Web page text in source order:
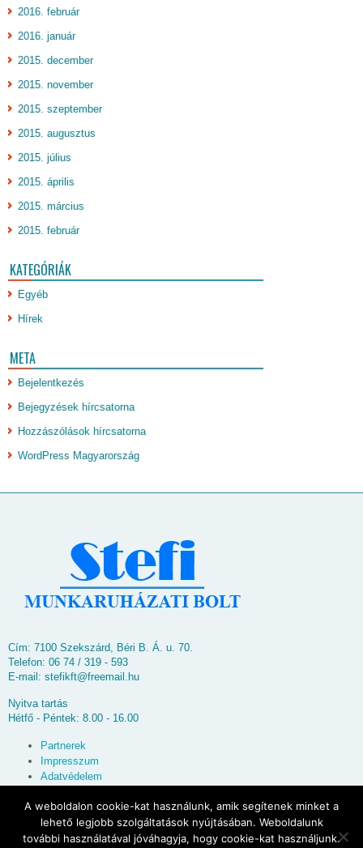
2016. február
2016. január
2015. december
2015. november
2015. szeptember
2015. augusztus
2015. július
2015. április
2015. március
2015. február
KATEGÓRIÁK
Egyéb
Hírek
META
Bejelentkezés
Bejegyzések hírcsatorna
Hozzászólások hírcsatorna
WordPress Magyarország
Cím: 7100 Szekszárd, Béri B. Á. u. 70.
Telefon: 06 74 / 319 - 593
E-mail: stefikft@freemail.hu
Nyitva tartás
Hétfő - Péntek: 8.00 - 16.00
Partnerek
Impresszum
Adatvédelem
© 2026Stefi Munkaruházati Bolt
A weboldalon cookie-kat használunk, amik segítenek minket a
lehető legjobb szolgáltatások nyújtásában. Weboldalunk
további használatával jóváhagyja, hogy cookie-kat használjunk.